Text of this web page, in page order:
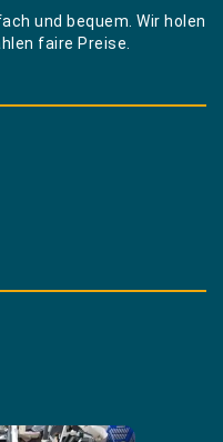
und bequem. Wir holen
faire Preise.